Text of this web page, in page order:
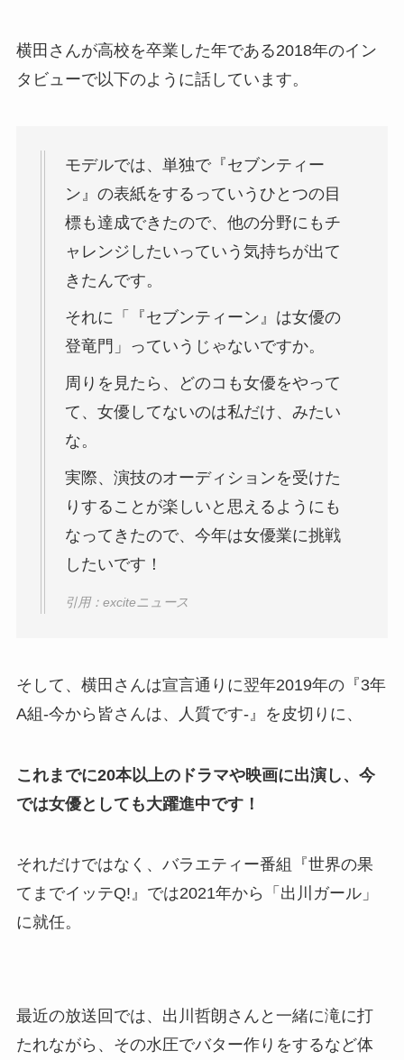
横田さんが高校を卒業した年である2018年のイン
タビューで以下のように話しています。
モデルでは、単独で『セブンティー
ン』の表紙をするっていうひとつの目
標も達成できたので、他の分野にもチ
ャレンジしたいっていう気持ちが出て
きたんです。
それに「『セブンティーン』は女優の
登竜門」っていうじゃないですか。
周りを見たら、どのコも女優をやって
て、女優してないのは私だけ、みたい
な。
実際、演技のオーディションを受けた
りすることが楽しいと思えるようにも
なってきたので、今年は女優業に挑戦
したいです！
引用：exciteニュース
そして、横田さんは宣言通りに翌年2019年の『3年
A組-今から皆さんは、人質です-』を皮切りに、
これまでに20本以上のドラマや映画に出演し、今
では女優としても大躍進中です！
それだけではなく、バラエティー番組『世界の果
てまでイッテQ!』では2021年から「出川ガール」
に就任。
最近の放送回では、出川哲朗さんと一緒に滝に打
たれながら、その水圧でバター作りをするなど体